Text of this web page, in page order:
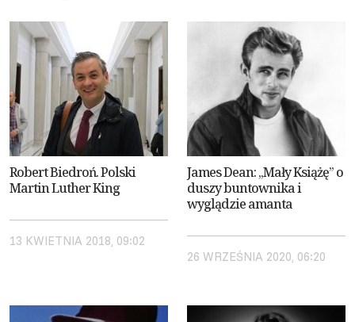
Robert Biedroń. Polski
Martin Luther King
13 KWIETNIA 2018, 09:02
James Dean: „Mały Książę” o
duszy buntownika i
wyglądzie amanta
26 WRZEŚNIA 2020, 06:20